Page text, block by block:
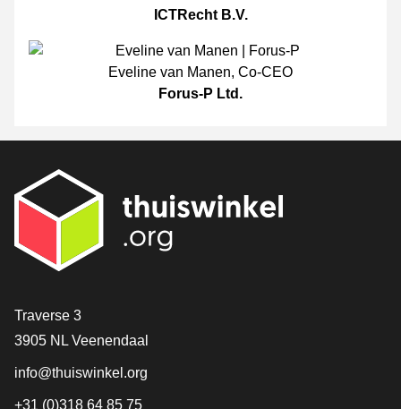
ICTRecht B.V.
Eveline van Manen, Co-CEO
Forus-P Ltd.
[_General:Contact]
Traverse 3
3905 NL Veenendaal
info@thuiswinkel.org
+31 (0)318 64 85 75